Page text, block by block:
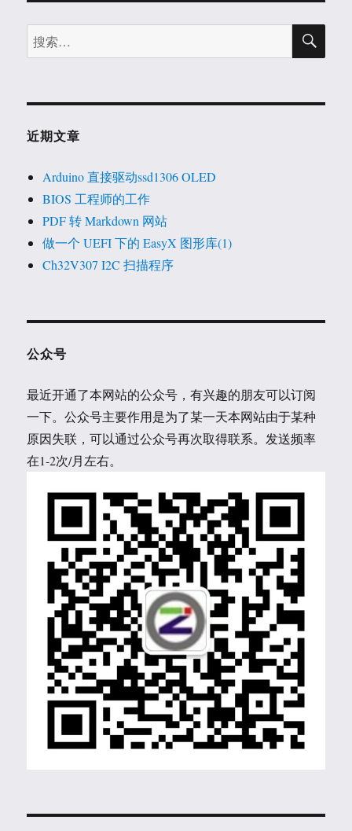
搜
索：
搜
近期文章
Arduino 直接驱动ssd1306 OLED
BIOS 工程师的工作
PDF 转 Markdown 网站
做一个 UEFI 下的 EasyX 图形库(1)
Ch32V307 I2C 扫描程序
公众号
最近开通了本网站的公众号，有兴趣的朋友可以订阅
一下。公众号主要作用是为了某一天本网站由于某种
原因失联，可以通过公众号再次取得联系。发送频率
在1-2次/月左右。